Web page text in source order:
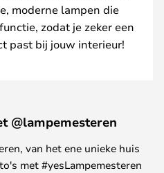
moderne lampen die
zodat je zeker een
past bij jouw interieur!
@lampemesteren
van het ene unieke huis
met #yesLampemesteren